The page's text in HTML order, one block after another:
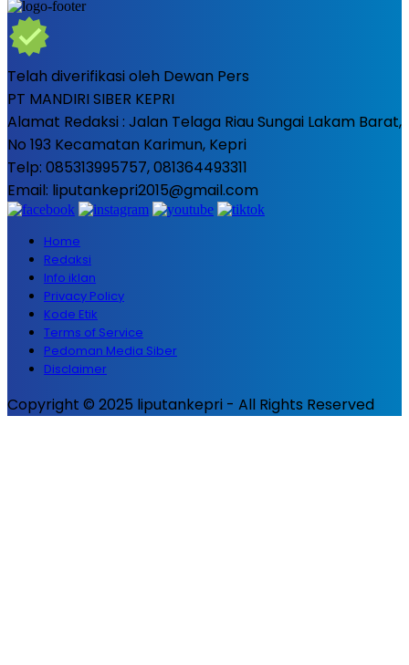
Telah diverifikasi oleh Dewan Pers
PT MANDIRI SIBER KEPRI
Alamat Redaksi : Jalan Telaga Riau Sungai Lakam Barat,
No 193 Kecamatan Karimun, Kepri
Telp: 085313995757, 081364493311
Email: liputankepri2015@gmail.com
Home
Redaksi
Info iklan
Privacy Policy
Kode Etik
Terms of Service
Pedoman Media Siber
Disclaimer
Copyright © 2025 liputankepri - All Rights Reserved